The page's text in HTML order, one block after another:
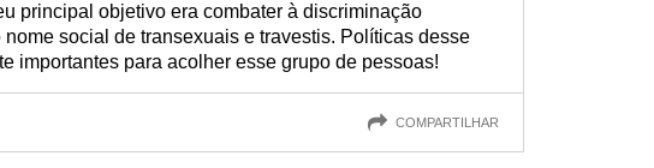
principal objetivo era combater à discriminação
social de transexuais e travestis. Políticas desse
importantes para acolher esse grupo de pessoas!
COMPARTILHAR